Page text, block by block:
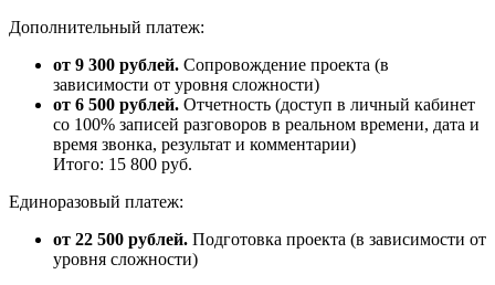
Дополнительный платеж:
от 9 300 рублей. Сопровождение проекта (в
зависимости от уровня сложности)
от 6 500 рублей. Отчетность (доступ в личный кабинет
со 100% записей разговоров в реальном времени, дата и
время звонка, результат и комментарии)
Итого: 15 800 руб.
Единоразовый платеж:
от 22 500 рублей. Подготовка проекта (в зависимости от
уровня сложности)